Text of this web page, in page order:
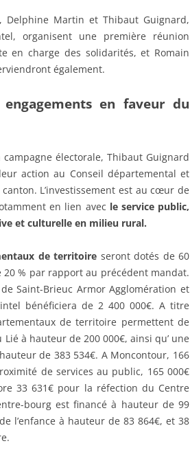
Martin et Thibaut Guignard,
organisent une première réunion
en charge des solidarités, et Romain
également.
en faveur du
électorale, Thibaut Guignard
action au Conseil départemental et
L’investissement est au cœur de
en lien avec le service public,
et culturelle en milieu rural.
de territoire seront dotés de 60
% par rapport au précédent mandat.
Saint-Brieuc Armor Agglomération et
bénéficiera de 2 400 000€. A titre
de territoire permettent de
à hauteur de 200 000€, ainsi qu’ une
de 383 534€. A Moncontour, 166
de services au public, 165 000€
33 631€ pour la réfection du Centre
bourg est financé à hauteur de 99
l’enfance à hauteur de 83 864€, et 38